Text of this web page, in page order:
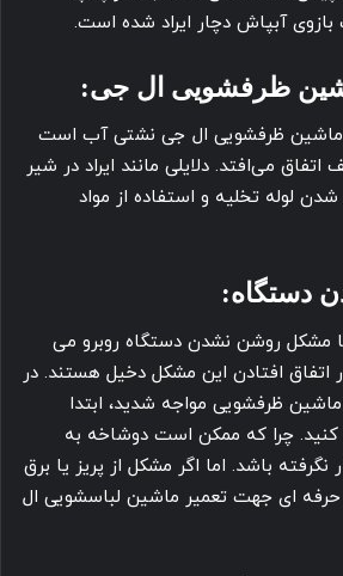
آبپاش دچار ایراد شده است.
ظرفشویی ال جی:
ماشین ظرفشویی ال جی نشتی آب است
می‌افتد. دلایلی مانند ایراد در شیر
لوله تخلیه و استفاده از مواد
دستگاه:
مشکل روشن نشدن دستگاه روبرو می
اتفاق افتادن این مشکل دخیل هستند. در
ظرفشویی مواجه شدید، ابتدا
کنید. چرا که ممکن است دوشاخه به
نگرفته باشد. اما اگر مشکل از پریز یا برق
ای جهت تعمیر ماشین لباسشویی ال